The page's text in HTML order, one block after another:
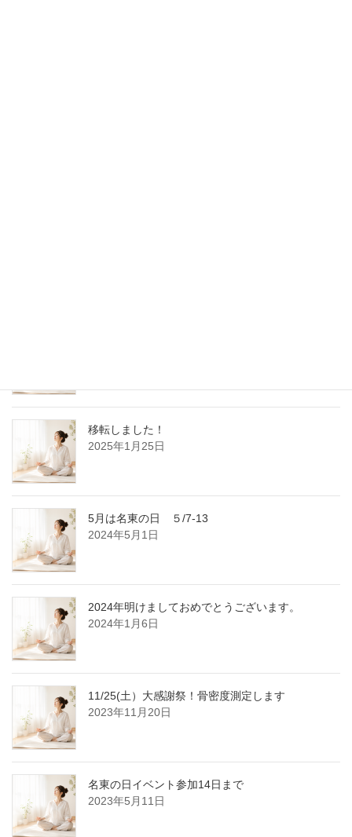
移転しました！
2025年1月25日
5月は名東の日 ５/7-13
2024年5月1日
2024年明けましておめでとうございます。
2024年1月6日
11/25(土）大感謝祭！骨密度測定します
2023年11月20日
名東の日イベント参加14日まで
2023年5月11日